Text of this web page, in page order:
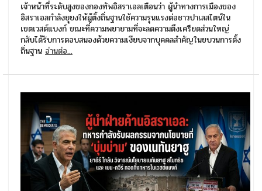
เจ้าหน้าที่ระดับสูงของกองทัพอิสราเอลเตือนว่า ผู้นำทางการเมืองของ
อิสราเอลกำลังยุยงให้ผู้ตั้งถิ่นฐานใช้ความรุนแรงต่อชาวปาเลสไตน์ใน
เขตเวสต์แบงก์ ขณะที่ความพยายามที่จะลดความตึงเครียดส่วนใหญ่
กลับได้รับการตอบสนองด้วยความเงียบจากบุคคลสำคัญในขบวนการตั้ง
ถิ่นฐาน อ่านต่อ...